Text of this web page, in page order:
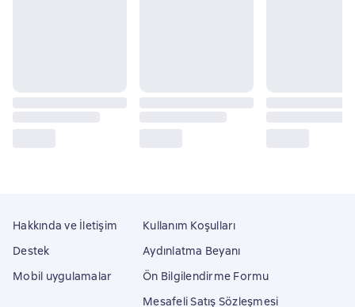
Hakkında ve İletişim
Destek
Mobil uygulamalar
Kullanım Koşulları
Aydınlatma Beyanı
Ön Bilgilendirme Formu
Mesafeli Satış Sözleşmesi